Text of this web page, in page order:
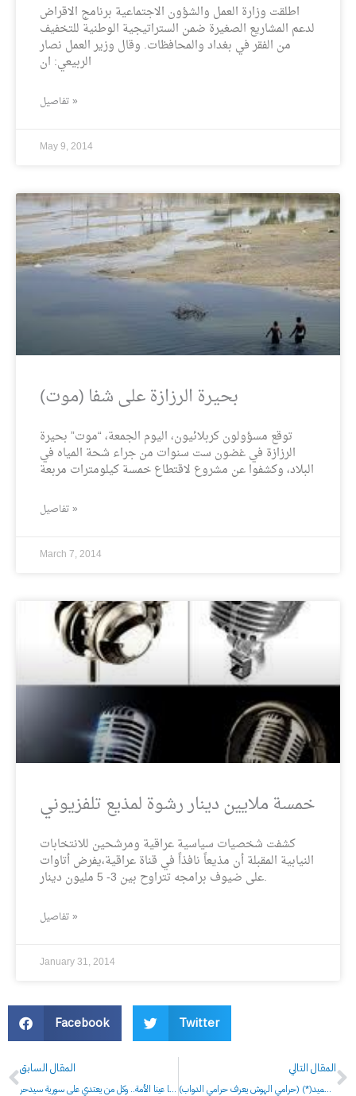
اطلقت وزارة العمل والشؤون الاجتماعية برنامج الاقراض
لدعم المشاريع الصغيرة ضمن الستراتيجية الوطنية للتخفيف
من الفقر في بغداد والمحافظات. وقال وزير العمل نصار
الربيعي: ان
تفاصيل »
May 9, 2014
بحيرة الرزازة على شفا (موت)
توقع مسؤولون كربلائيون، اليوم الجمعة، “موت” بحيرة
الرزازة في غضون ست سنوات من جراء شحة المياه في
البلاد، وكشفوا عن مشروع لاقتطاع خمسة كيلومترات مربعة
تفاصيل »
March 7, 2014
خمسة ملايين دينار رشوة لمذيع تلفزيوني
كشفت شخصيات سياسية عراقية ومرشحين للانتخابات
النيابية المقبلة أن مذيعاً نافذاً في قناة عراقية،يفرض أتاوات
على ضيوف برامجه تتراوح بين 3- 5 مليون دينار.
تفاصيل »
January 31, 2014
Facebook Twitter
Prev
المقال السابق
بثينة شعبان: الجولان والقدس هما عينا الأمة.. وكل من يعتدي على سورية سيدحر
المقال التالي
(حرامي الهوش يعرف حرامي الدواب) (*)عبدالرضا الحميد